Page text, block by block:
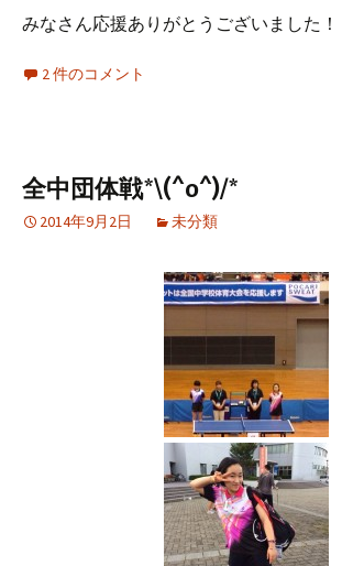
みなさん応援ありがとうございました！
2 件のコメント
全中団体戦*\(^o^)/*
2014年9月2日 未分類